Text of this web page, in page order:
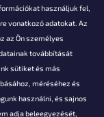
használjuk fel,
vonatkozó adatokat. Az
az Ön személyes
továbbítását
sütiket és más
méréséhez és
használni, és sajnos
adja beleegyezését,